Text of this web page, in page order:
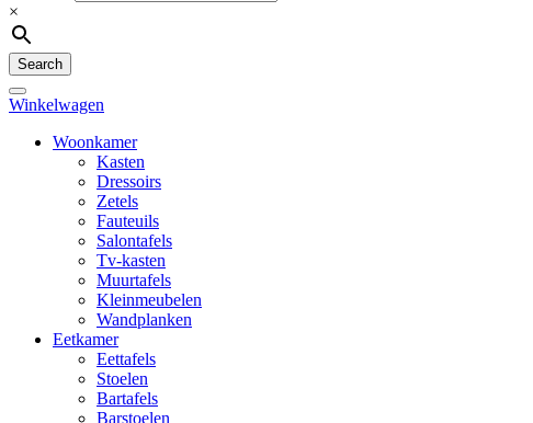
×
Search
Winkelwagen
Woonkamer
Kasten
Dressoirs
Zetels
Fauteuils
Salontafels
Tv-kasten
Muurtafels
Kleinmeubelen
Wandplanken
Eetkamer
Eettafels
Stoelen
Bartafels
Barstoelen